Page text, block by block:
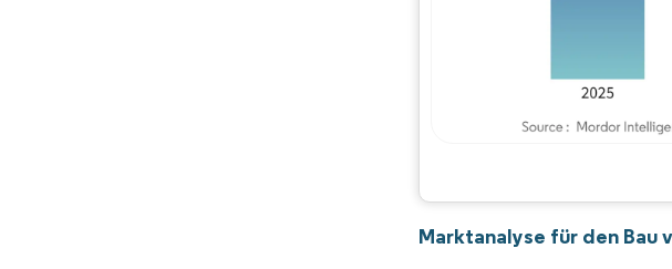
Bild © Mordor
Marktanalyse für den Bau